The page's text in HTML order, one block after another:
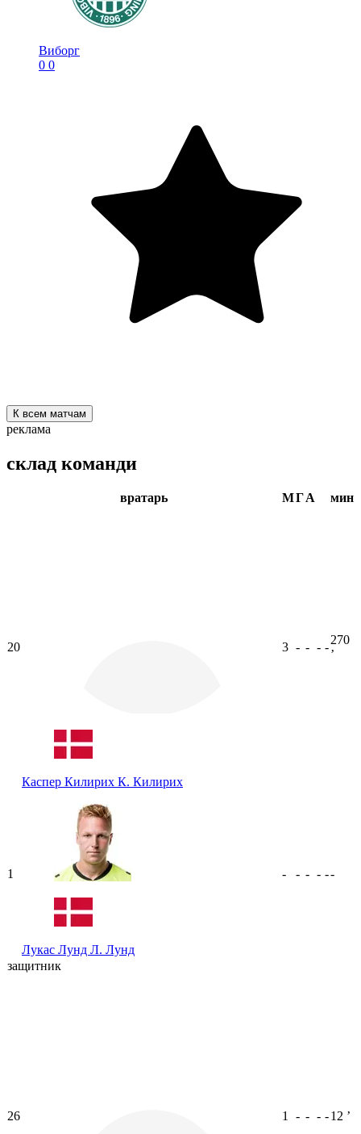
Виборг
0 0
К всем матчам
реклама
склад команди
вратарь МГА мин
20
Каспер Килирих К. Килирих
3 - - - -
270
ʼ
1
Лукас Лунд Л. Лунд
- - - - --
защитник
26 1 - - - -12 ʼ